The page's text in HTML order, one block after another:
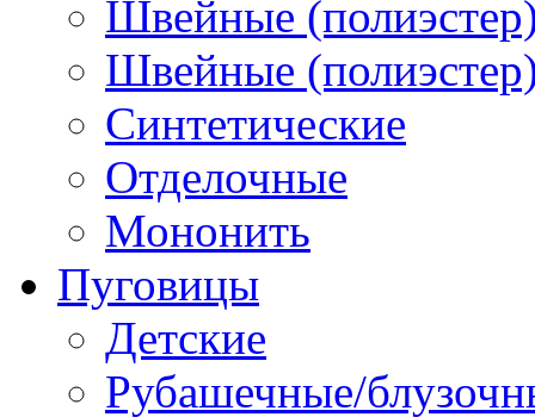
Швейные
Швейные
Синтетические
Отделочные
Мононить
Пуговицы
Детские
Рубашечные/